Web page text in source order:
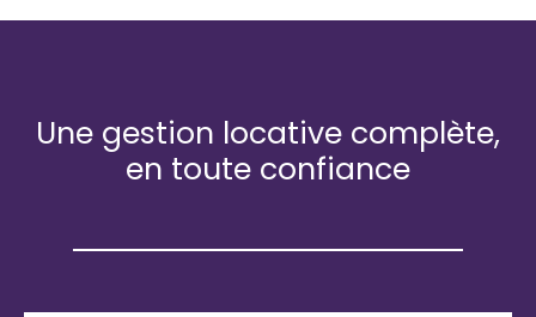
Une gestion locative complète,
en toute confiance